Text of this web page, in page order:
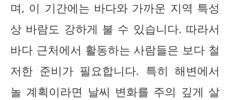
며, 이 기간에는 바다와 가까운 지역 특성
상 바람도 강하게 불 수 있습니다. 따라서
바다 근처에서 활동하는 사람들은 보다 철
저한 준비가 필요합니다. 특히 해변에서
놀 계획이라면 날씨 변화를 주의 깊게 살